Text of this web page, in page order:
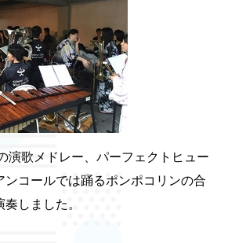
演歌メドレー、パーフェクトヒュー
ンコールでは踊るポンポコリンの合
しました。